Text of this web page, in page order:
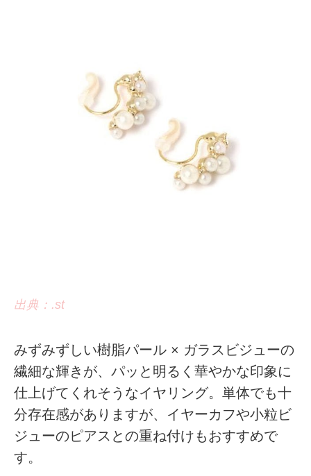
出典：.st
みずみずしい樹脂パール × ガラスビジューの
繊細な輝きが、パッと明るく華やかな印象に
仕上げてくれそうなイヤリング。単体でも十
分存在感がありますが、イヤーカフや小粒ビ
ジューのピアスとの重ね付けもおすすめで
す。